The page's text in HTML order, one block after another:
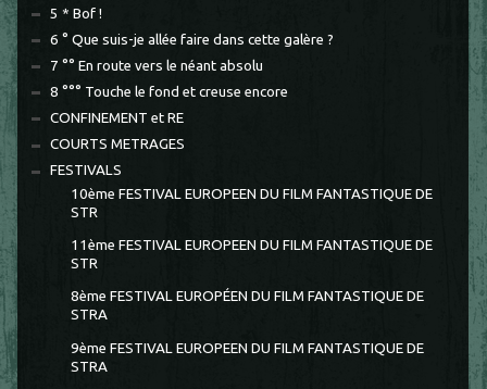
5 * Bof !
6 ° Que suis-je allée faire dans cette galère ?
7 °° En route vers le néant absolu
8 °°° Touche le fond et creuse encore
CONFINEMENT et RE
COURTS METRAGES
FESTIVALS
10ème FESTIVAL EUROPEEN DU FILM FANTASTIQUE DE
STR
11ème FESTIVAL EUROPEEN DU FILM FANTASTIQUE DE
STR
8ème FESTIVAL EUROPÉEN DU FILM FANTASTIQUE DE
STRA
9ème FESTIVAL EUROPEEN DU FILM FANTASTIQUE DE
STRA